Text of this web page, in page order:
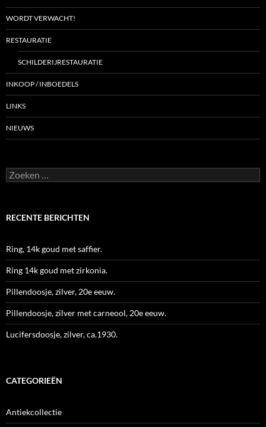
WORDT VERWACHT!
RESTAURATIE
SCHILDERIJRESTAURATIE
INKOOP / INBOEDELS
LINKS
NIEUWS
Zoeken
naar:
RECENTE BERICHTEN
Ring, 14k goud met saffier.
Ring 14k goud met zirkonia.
Pillendoosje, zilver, 20e eeuw.
Pillendoosje, zilver met carneool, 20e eeuw.
Lucifersdoosje, zilver, ca.1930.
CATEGORIEËN
Antiekcollectie